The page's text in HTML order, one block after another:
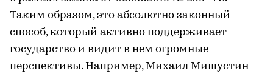
Таким образом, это абсолютно законный
способ, который активно поддерживает
государство и видит в нем огромные
перспективы. Например, Михаил Мишустин